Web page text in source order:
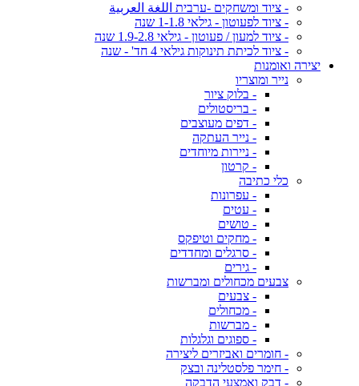
- ציוד ומשחקים -ערבית اللغة العربية
- ציוד לפעוטון - גילאי 1-1.8 שנה
- ציוד למעון / פעוטון - גילאי 1.9-2.8 שנה
- ציוד לכיתת תינוקות גילאי 4 חד' - שנה
יצירה ואומנות
נייר ומוצריו
- בלוק ציור
- בריסטולים
- דפים מעוצבים
- נייר העתקה
- ניירות מיוחדים
- קרטון
כלי כתיבה
- עפרונות
- עטים
- טושים
- מחקים וטיפקס
- סרגלים ומחדדים
- גירים
צבעים מכחולים ומברשות
- צבעים
- מכחולים
- מברשות
- ספוגים וגלגלות
- חומרים ואביזרים ליצירה
- חימר פלסטלינה ובצק
- דבק ואמצעי הדבקה